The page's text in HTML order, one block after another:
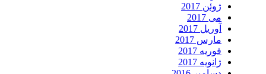
مارس 2017